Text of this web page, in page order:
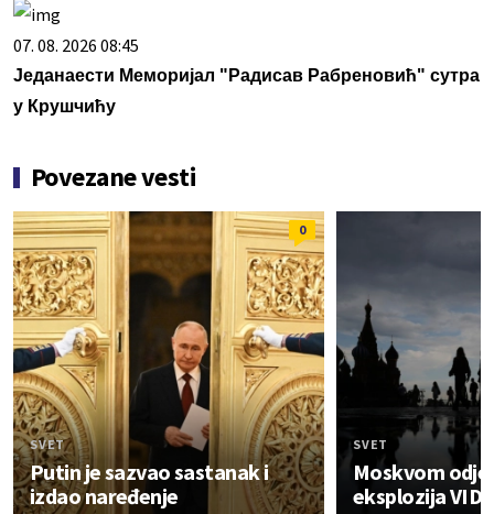
07. 08. 2026 08:45
Једанаести Меморијал "Радисав Рабреновић" сутра
у Крушчићу
Povezane vesti
0
SVET
Putin je sazvao sastanak i
izdao naređenje
SVET
Moskvom
eksplozija